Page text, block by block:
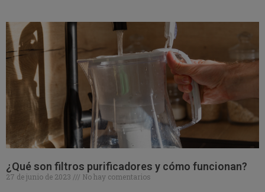
¿Qué son filtros purificadores y cómo funcionan?
27 de junio de 2023 No hay comentarios